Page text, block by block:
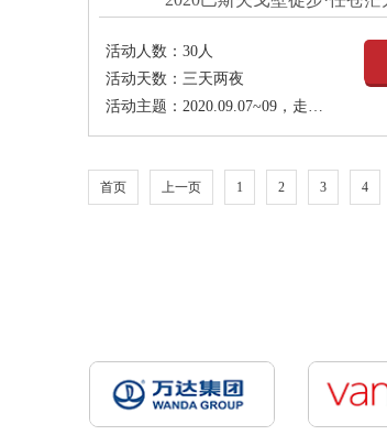
活动人数： 30人
活动天数： 三天两夜
活动主题： 2020.09.07~09，走进敦煌，走进戈壁，2020巴斯夫精英戈壁
首页 上一页 1 2 3 4